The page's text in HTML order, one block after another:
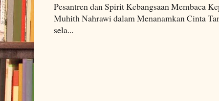
Pesantren dan Spirit Kebangsaan Membaca
Muhith Nahrawi dalam Menanamkan Cinta
sela...